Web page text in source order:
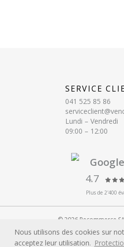
Nous utilisons des cookies sur
acceptez leur utilisation.
SERVICE
041 525 85 86
Lundi – Vendredi
09:00 – 12:00
4.7
Plus de 2'400
© 2026 Recommerce
Toutes les marques et
marques et/ou les